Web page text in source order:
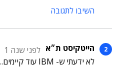
השיבו לתגובה
הייטקיסט ת״א לפני שנה 1
לא ידעתי ש- IBM עוד קיימים…מה הם מוכרים???